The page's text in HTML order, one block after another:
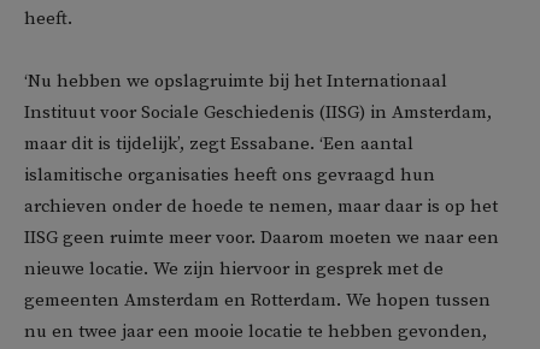
heeft.
‘Nu hebben we opslagruimte bij het Internationaal
Instituut voor Sociale Geschiedenis (IISG) in Amsterdam,
maar dit is tijdelijk’, zegt Essabane. ‘Een aantal
islamitische organisaties heeft ons gevraagd hun
archieven onder de hoede te nemen, maar daar is op het
IISG geen ruimte meer voor. Daarom moeten we naar een
nieuwe locatie. We zijn hiervoor in gesprek met de
gemeenten Amsterdam en Rotterdam. We hopen tussen
nu en twee jaar een mooie locatie te hebben gevonden,